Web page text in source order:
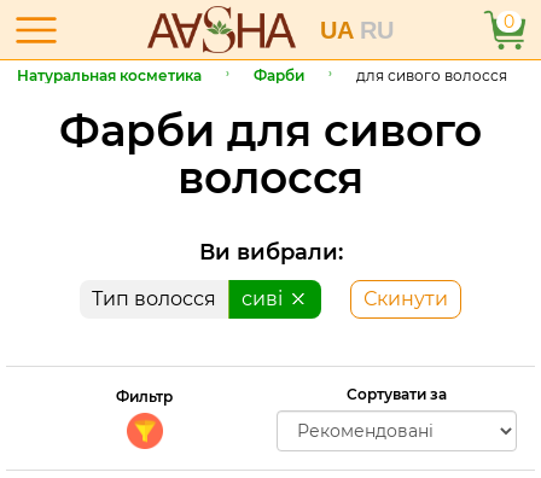
UA RU 0
Натуральная косметика Фарби для сивого волосся
Фарби для сивого
волосся
Ви вибрали:
Тип волосся сиві Скинути
Фильтр Сортувати за